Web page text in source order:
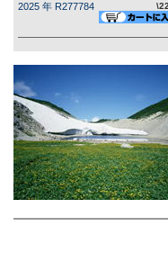
2025 年 R277784